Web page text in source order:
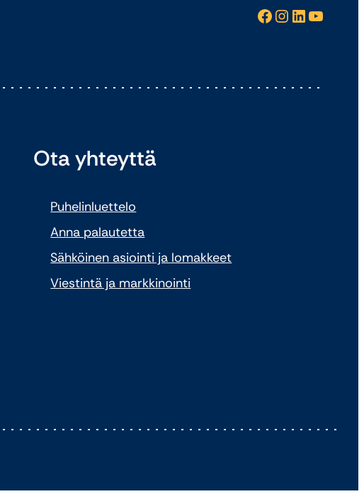
Facebook InstagramLinkedIn YouTube
Ota yhteyttä
Puhelinluettelo
Anna palautetta
Sähköinen asiointi ja lomakkeet
Viestintä ja markkinointi